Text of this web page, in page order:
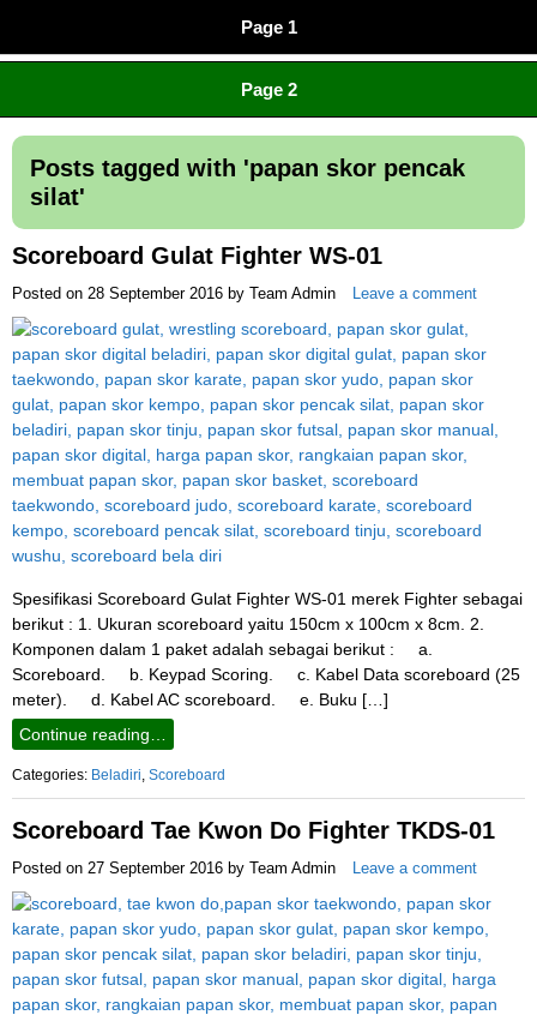
Page 1
CV JAYA BERSAMA Co Id
Menyediakan Semua Perlengkapan Olahraga Yang
Page 2
Posts tagged with 'papan skor pencak
silat'
Scoreboard Gulat Fighter WS-01
Posted on 28 September 2016 by Team Admin Leave a comment
Spesifikasi Scoreboard Gulat Fighter WS-01 merek Fighter sebagai
berikut : 1. Ukuran scoreboard yaitu 150cm x 100cm x 8cm. 2.
Komponen dalam 1 paket adalah sebagai berikut : a.
Scoreboard. b. Keypad Scoring. c. Kabel Data scoreboard (25
meter). d. Kabel AC scoreboard. e. Buku […]
Continue reading…
Categories: Beladiri Scoreboard
Scoreboard Tae Kwon Do Fighter TKDS-01
Posted on 27 September 2016 by Team Admin Leave a comment